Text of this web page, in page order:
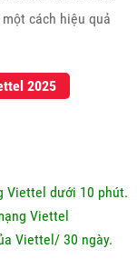
cách hiệu quả
2025
Viettel dưới 10 phút.
Viettel
Viettel/ 30 ngày.